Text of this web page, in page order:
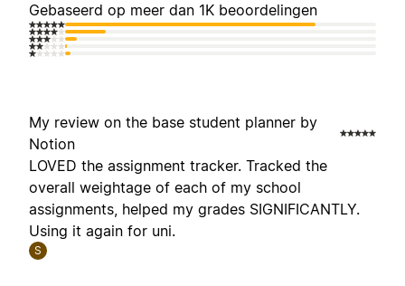
Gebaseerd op meer dan 1K beoordelingen
My review on the base student planner by
Notion
LOVED the assignment tracker. Tracked the
overall weightage of each of my school
assignments, helped my grades SIGNIFICANTLY.
Using it again for uni.
S